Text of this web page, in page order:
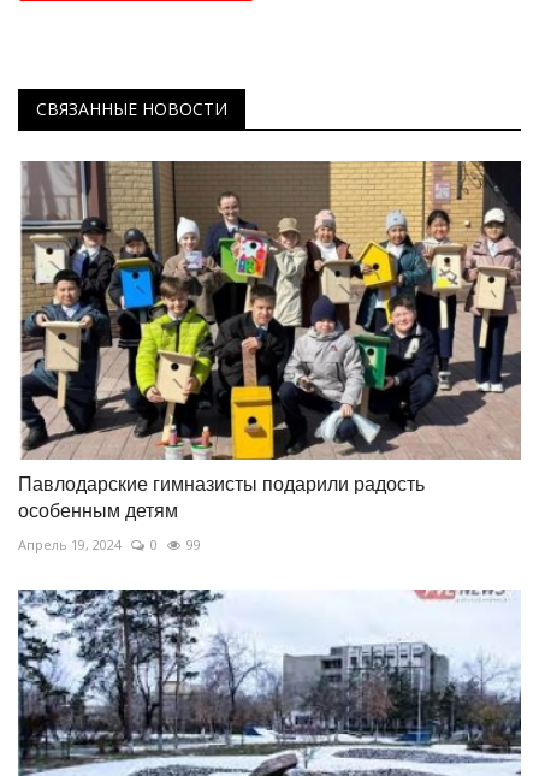
СВЯЗАННЫЕ НОВОСТИ
Павлодарские гимназисты подарили радость
особенным детям
Апрель 19, 2024 0 99